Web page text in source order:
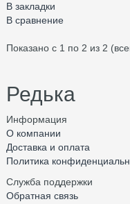
В закладки
В сравнение
Показано с 1 по 2 из 2
Редька
Информация
О компании
Доставка и оплата
Политика
Служба поддержки
Обратная связь